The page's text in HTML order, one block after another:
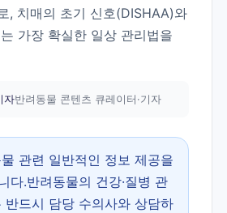
, 치매의 초기 신호(DISHAA)와
가장 확실한 일상 관리법을
자반려동물 콘텐츠 큐레이터·기자
관련 일반적인 정보 제공을
다.반려동물의 건강·질병 관
반드시 담당 수의사와 상담하